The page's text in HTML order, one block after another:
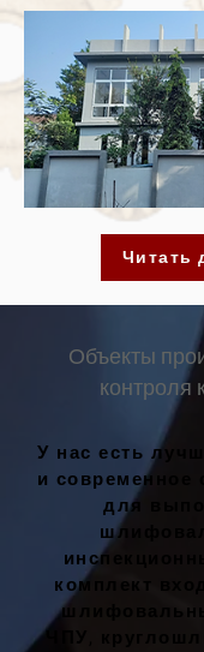
Читать
Объекты
контроля
У нас есть
и современное
для
комплект
ЧПУ,